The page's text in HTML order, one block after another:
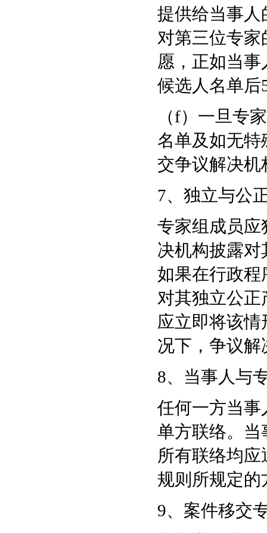
提供给当事人
对第三位专
愿，正如当
候选人名单后
（f）一旦专
名单及如无特
交争议解决
7、独立与公
专家组成员应
决机构披露
如果在行政程
对其独立公
应立即将该
况下，争议
8、当事人与
任何一方当事
单方联络。当
所有联络均
规则所规定的
9、案件移交